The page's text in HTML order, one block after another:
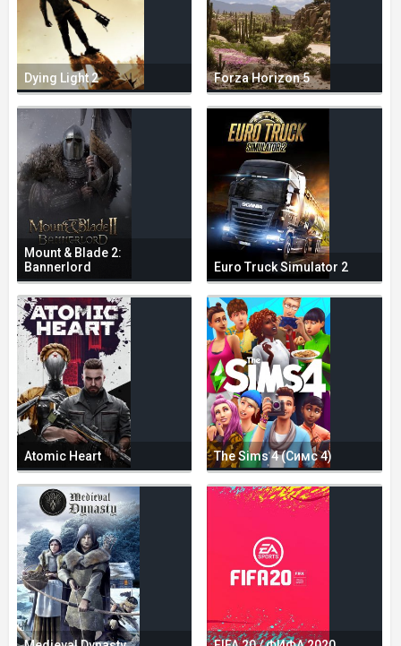
Dying Light 2 Forza Horizon 5
Mount & Blade 2:
Bannerlord
Euro Truck Simulator 2
Atomic Heart The Sims 4 (Симс 4)